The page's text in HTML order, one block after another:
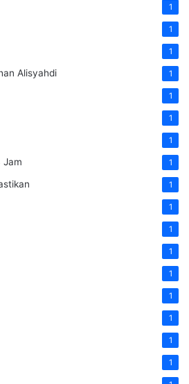
1
1
1
Alisyahdi 1
1
1
1
Jam 1
1
1
1
1
1
1
1
1
1